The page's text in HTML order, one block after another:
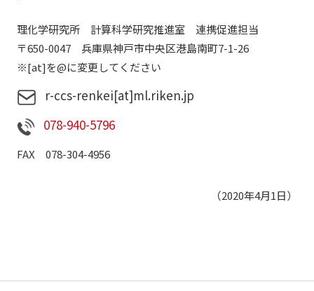
理化学研究所 計算科学研究推進室 連携促進担当
〒650-0047 兵庫県神戸市中央区港島南町7-1-26
※[at]を@に変更してください
r-ccs-renkei[at]ml.riken.jp
078-940-5796
FAX 078-304-4956
（2020年4月1日）